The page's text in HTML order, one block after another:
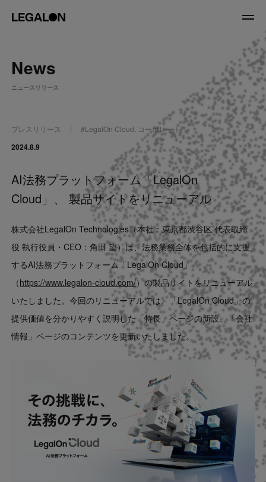
About
役員紹介
Service
News
LegalOn Now
Contact
US website
News
ニュースリリース
プレスリリース #LegalOn Cloud コーポレート
2024.8.9
AI法務プラットフォーム「LegalOn
Cloud」、 製品サイトをリニューアル
株式会社LegalOn Technologies（本社：東京都渋谷区 代表取締
役 執行役員・CEO：角田 望）は、法務業務全体を包括的に支援
するAI法務プラットフォーム「LegalOn Cloud」
（https://www.legalon-cloud.com/）の製品サイトをリニューアル
いたしました。今回のリニューアルでは、「LegalOn Cloud」の
提供価値を分かりやすく説明した「特長」ページの新設、「会社
情報」ページのコンテンツを更新いたしました。